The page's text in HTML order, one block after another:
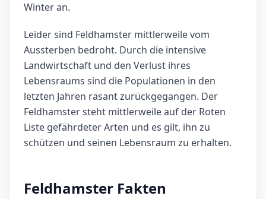
Winter an.
Leider sind Feldhamster mittlerweile vom
Aussterben bedroht. Durch die intensive
Landwirtschaft und den Verlust ihres
Lebensraums sind die Populationen in den
letzten Jahren rasant zurückgegangen. Der
Feldhamster steht mittlerweile auf der Roten
Liste gefährdeter Arten und es gilt, ihn zu
schützen und seinen Lebensraum zu erhalten.
Feldhamster Fakten